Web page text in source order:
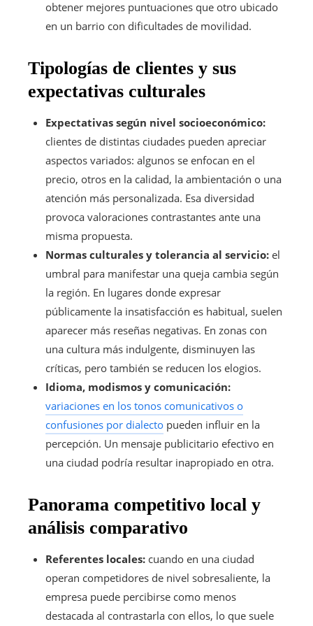
obtener mejores puntuaciones que otro ubicado
en un barrio con dificultades de movilidad.
Tipologías de clientes y sus
expectativas culturales
Expectativas según nivel socioeconómico:
clientes de distintas ciudades pueden apreciar
aspectos variados: algunos se enfocan en el
precio, otros en la calidad, la ambientación o una
atención más personalizada. Esa diversidad
provoca valoraciones contrastantes ante una
misma propuesta.
Normas culturales y tolerancia al servicio: el
umbral para manifestar una queja cambia según
la región. En lugares donde expresar
públicamente la insatisfacción es habitual, suelen
aparecer más reseñas negativas. En zonas con
una cultura más indulgente, disminuyen las
críticas, pero también se reducen los elogios.
Idioma, modismos y comunicación:
variaciones en los tonos comunicativos o
confusiones por dialecto pueden influir en la
percepción. Un mensaje publicitario efectivo en
una ciudad podría resultar inapropiado en otra.
Panorama competitivo local y
análisis comparativo
Referentes locales: cuando en una ciudad
operan competidores de nivel sobresaliente, la
empresa puede percibirse como menos
destacada al contrastarla con ellos, lo que suele